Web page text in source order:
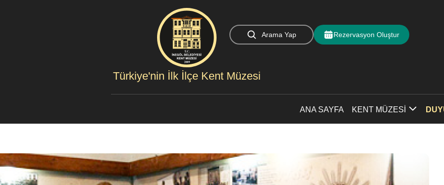
ANA SAYFA KENT MÜZESİ
Türkiye'nin İlk İlçe Kent Müzesi
Arama Yap Rezervasyon Oluştur